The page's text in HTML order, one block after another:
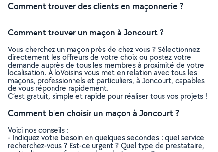
Comment trouver des clients en maçonnerie ?
Comment trouver un maçon à Joncourt ?
Vous cherchez un maçon près de chez vous ? Sélectionnez
directement les offreurs de votre choix ou postez votre
demande auprès de tous les membres à proximité de votre
localisation. AlloVoisins vous met en relation avec tous les
maçons, professionnels et particuliers, à Joncourt, capables
de vous répondre rapidement.
C’est gratuit, simple et rapide pour réaliser tous vos projets !
Comment bien choisir un maçon à Joncourt ?
Voici nos conseils :
- Indiquez votre besoin en quelques secondes : quel service
recherchez-vous ? Est-ce urgent ? Quel type de prestataire,